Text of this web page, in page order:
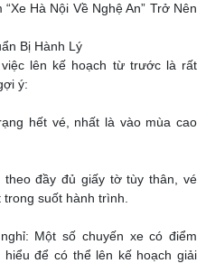
Hà Nội Về Nghệ An” Trở Nên
Bị Hành Lý
lên kế hoạch từ trước là rất
ý:
hết vé, nhất là vào mùa cao
đầy đủ giấy tờ tùy thân, vé
suốt hành trình.
Một số chuyến xe có điểm
để có thể lên kế hoạch giải